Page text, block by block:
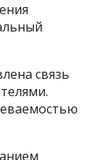
связь